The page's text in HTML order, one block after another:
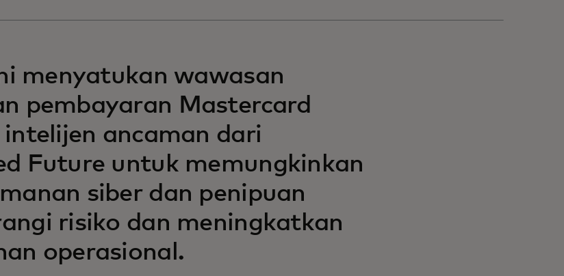
menyatukan wawasan
pembayaran Mastercard
intelijen ancaman dari
Future untuk memungkinkan
siber dan penipuan
risiko dan meningkatkan
operasional.